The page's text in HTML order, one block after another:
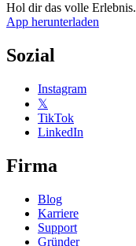
Hol dir das volle Erlebnis.
App herunterladen
Sozial
Instagram
𝕏
TikTok
LinkedIn
Firma
Blog
Karriere
Support
Gründer